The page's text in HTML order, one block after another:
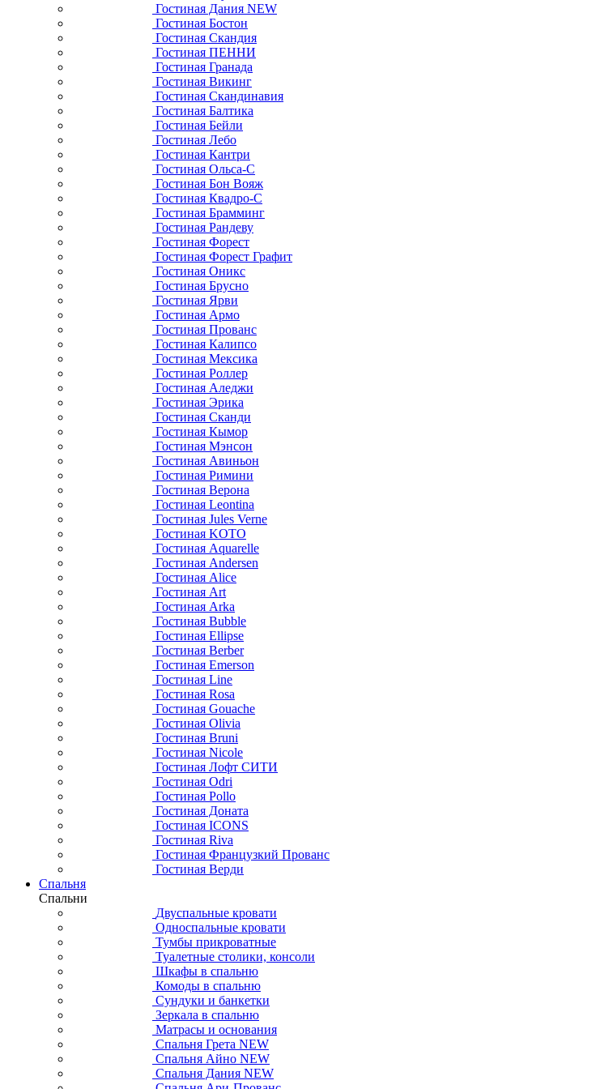
Гостиная Дания NEW
Гостиная Бостон
Гостиная Скандия
Гостиная ПЕННИ
Гостиная Гранада
Гостиная Викинг
Гостиная Скандинавия
Гостиная Балтика
Гостиная Бейли
Гостиная Лебо
Гостиная Кантри
Гостиная Ольса-С
Гостиная Бон Вояж
Гостиная Квадро-С
Гостиная Брамминг
Гостиная Рандеву
Гостиная Форест
Гостиная Форест Графит
Гостиная Оникс
Гостиная Брусно
Гостиная Ярви
Гостиная Армо
Гостиная Прованс
Гостиная Калипсо
Гостиная Мексика
Гостиная Роллер
Гостиная Аледжи
Гостиная Эрика
Гостиная Сканди
Гостиная Кымор
Гостиная Мэнсон
Гостиная Авиньон
Гостиная Римини
Гостиная Верона
Гостиная Leontina
Гостиная Jules Verne
Гостиная KOTO
Гостиная Aquarelle
Гостиная Andersen
Гостиная Alice
Гостиная Art
Гостиная Arka
Гостиная Bubble
Гостиная Ellipse
Гостиная Berber
Гостиная Emerson
Гостиная Line
Гостиная Rosa
Гостиная Gouache
Гостиная Olivia
Гостиная Bruni
Гостиная Nicole
Гостиная Лофт СИТИ
Гостиная Odri
Гостиная Pollo
Гостиная Доната
Гостиная ICONS
Гостиная Riva
Гостиная Французкий Прованс
Гостиная Верди
Спальня
Спальни
Двуспальные кровати
Односпальные кровати
Тумбы прикроватные
Туалетные столики, консоли
Шкафы в спальню
Комоды в спальню
Сундуки и банкетки
Зеркала в спальню
Матрасы и основания
Спальня Грета NEW
Спальня Айно NEW
Спальня Дания NEW